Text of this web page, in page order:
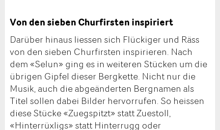
Von den sieben Churfirsten inspiriert
Darüber hinaus liessen sich Flückiger und Räss
von den sieben Churfirsten inspirieren. Nach
dem «Selun» ging es in weiteren Stücken um die
übrigen Gipfel dieser Bergkette. Nicht nur die
Musik, auch die abgeänderten Bergnamen als
Titel sollen dabei Bilder hervorrufen. So heissen
diese Stücke «Zuegspitzt» statt Zuestoll,
«Hinterrüxligs» statt Hinterrugg oder